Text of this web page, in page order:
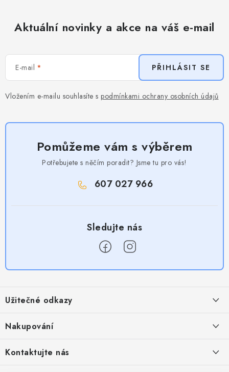
Aktuální novinky a akce na váš e-mail
E-mail
Vložením e-mailu souhlasíte s podmínkami ochrany osobních údajů
PŘIHLÁSIT SE
Pomůžeme vám s výběrem
Potřebujete s něčím poradit? Jsme tu pro vás!
607 027 966
p
a
Užitečné odkazy
Obchodní podmínky
Provizní systém
Nakupování
Časté otázky
Kontaktujte nás